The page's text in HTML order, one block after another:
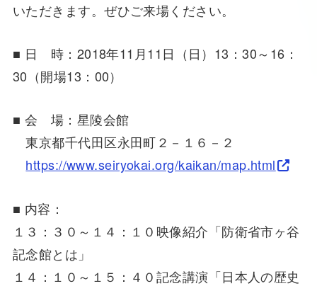
いただきます。ぜひご来場ください。
■ 日 時：2018年11月11日（日）13：30～16：
30（開場13：00）
■ 会 場：星陵会館
東京都千代田区永田町２－１６－２
https://www.seiryokai.org/kaikan/map.html
■ 内容：
１３：３０～１４：１０映像紹介「防衛省市ヶ谷
記念館とは」
１４：１０～１５：４０記念講演「日本人の歴史